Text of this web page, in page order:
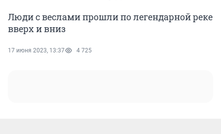
Люди с веслами прошли по легендарной реке
вверх и вниз
17 июня 2023, 13:37 4 725